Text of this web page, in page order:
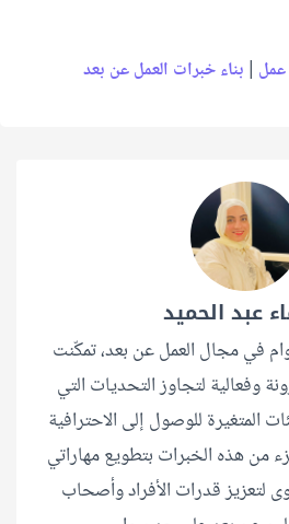
عمل | بناء خبرات العمل عن بعد
عبد الحميد
في مجال العمل عن بعد، تمكّنت
وفعالية لتجاوز التحديات التي
المتغيرة للوصول إلى الاحترافية
من هذه الخبرات بتطويع مهاراتي
لتعزيز قدرات الأفراد وأصحاب